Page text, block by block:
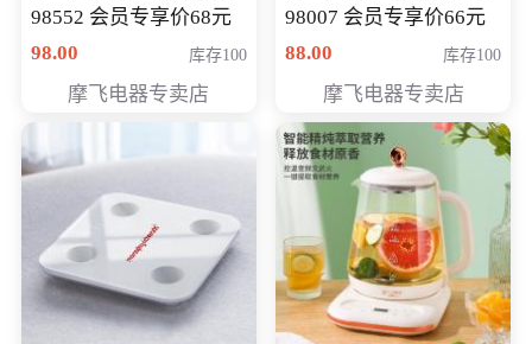
98552 会员专享价68元
98.00
库存100
摩飞电器专卖店
98007 会员专享价66元
88.00
库存100
摩飞电器专卖店